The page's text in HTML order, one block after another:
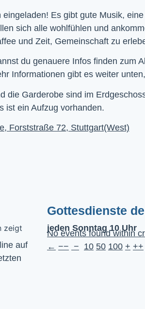
Es gibt gute Musik,
sich alle wohlfühlen und
und Zeit, Gemeinschaft zu
du genauere Infos finden zum
Informationen gibt es weiter
die Garderobe sind im
ist ein Aufzug vorhanden.
Forststraße 72, Stuttgart(West)
Gottesdienste
jeden Sonntag 10 Uhr
No events found within
← −− − 10 50 100 + ++